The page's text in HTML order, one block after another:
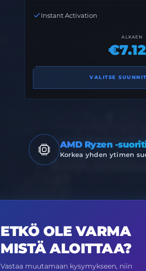
Instant Activation
ALKAEN
€7.12
VALITSE
AMD Ryzen -
Korkea yhden ytimen
ETKÖ OLE VARMA
MISTÄ ALOITTAA?
Vastaa muutamaan kysymykseen, niin